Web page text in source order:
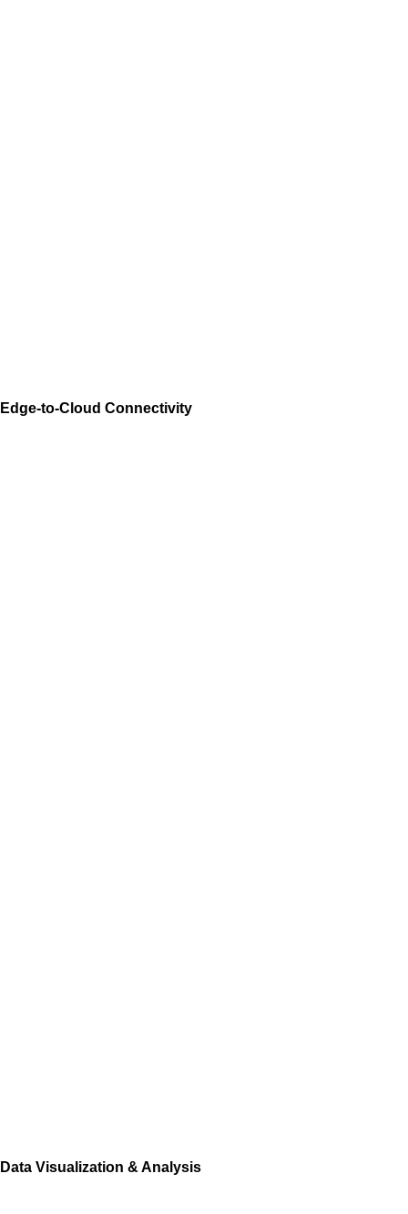
Edge-to-Cloud Connectivity
Data Visualization & Analysis